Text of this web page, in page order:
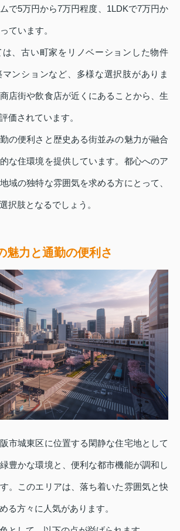
で5万円から7万円程度、1LDKで7万円か
ています。
、古い町家をリノベーションした物件
ンションなど、多様な選択肢がありま
店街や飲食店が近くにあることから、生
価されています。
の便利さと歴史ある街並みの魅力が融合
な住環境を提供しています。都心へのア
域の独特な雰囲気を求める方にとって、
択肢となるでしょう。
魅力と通勤の便利さ
市城東区に位置する閑静な住宅地として
豊かな環境と、便利な都市機能が調和し
。このエリアは、落ち着いた雰囲気と快
る方々に人気があります。